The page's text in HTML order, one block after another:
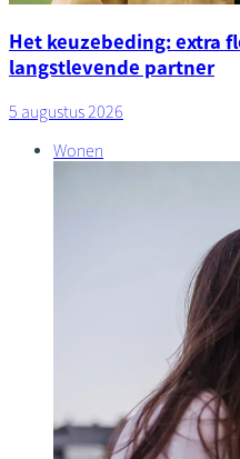
Het keuzebeding: extra
langstlevende partner
5 augustus 2026
Wonen